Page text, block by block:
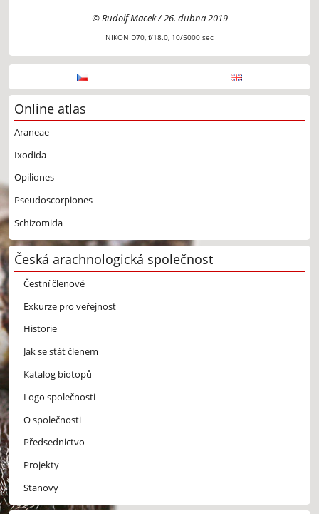
© Rudolf Macek / 26. dubna 2019
NIKON D70, f/18.0, 10/5000 sec
Online atlas
Araneae
Ixodida
Opiliones
Pseudoscorpiones
Schizomida
Česká arachnologická společnost
Čestní členové
Exkurze pro veřejnost
Historie
Jak se stát členem
Katalog biotopů
Logo společnosti
O společnosti
Předsednictvo
Projekty
Stanovy